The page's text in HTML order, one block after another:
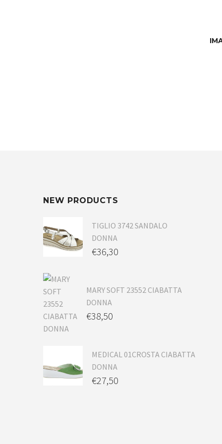
NEW PRODUCTS
TIGLIO 3742 SANDALO
DONNA
€36,30
MARY SOFT 23552 CIABATTA
DONNA
€38,50
MEDICAL 01CROSTA CIABATTA
DONNA
€27,50